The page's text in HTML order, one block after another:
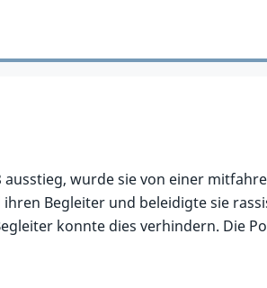
wurde sie von einer
Begleiter und beleidigte sie
konnte dies verhindern. Die